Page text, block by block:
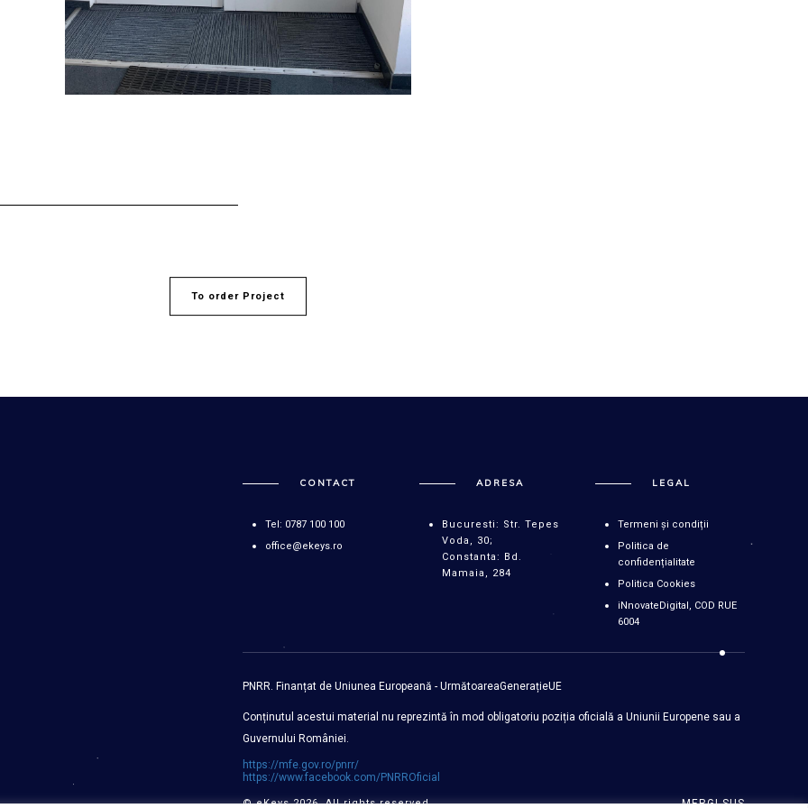
To order Project
CONTACT
Tel: 0787 100 100
office@ekeys.ro
ADRESA
Bucuresti: Str. Tepes
Voda, 30;
Constanta: Bd.
Mamaia, 284
LEGAL
Termeni și condiții
Politica de
confidențialitate
Politica Cookies
iNnovateDigital, COD RUE
6004
PNRR. Finanțat de Uniunea Europeană - UrmătoareaGenerațieUE
Conținutul acestui material nu reprezintă în mod obligatoriu poziția oficială a Uniunii Europene sau a
Guvernului României.
https://mfe.gov.ro/pnrr/
https://www.facebook.com/PNRROficial
© eKeys 2026. All rights reserved. MERGI SUS